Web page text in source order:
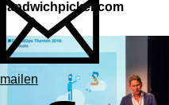
mailen
sandwichpicker.com